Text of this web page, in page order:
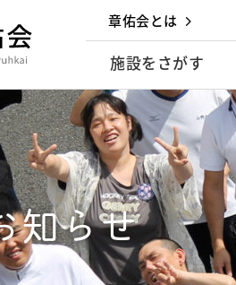
章佑会とは
施設をさがす
知らせ